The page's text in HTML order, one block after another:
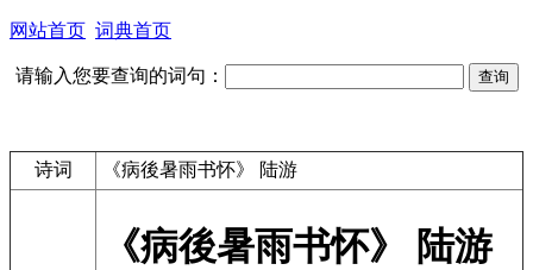
网站首页 词典首页
请输入您要查询的词句：
诗词 《病後暑雨书怀》 陆游
《病後暑雨书怀》 陆游